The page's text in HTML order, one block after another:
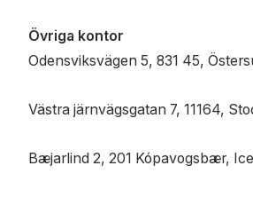
Övriga kontor
Odensviksvägen 5, 831 45,
Västra järnvägsgatan 7, 11164,
Bæjarlind 2, 201 Kópavogsbær,